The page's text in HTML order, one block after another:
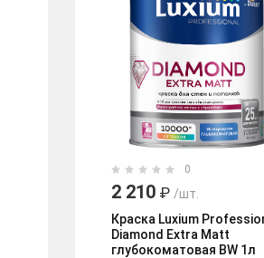
0
2 210 ₽ /шт.
Краска Luxium
Diamond Extra Matt
глубокоматовая BW 1л